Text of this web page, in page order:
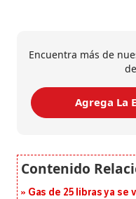
Encuentra más de
Agrega La
Gas de 25 libras ya se